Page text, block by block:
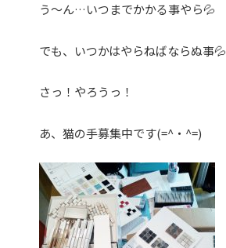
う〜ん…いつまでかかる事やら💦
でも、いつかはやらねばならぬ事💦
さっ！やろうっ！
あ、猫の手募集中です(=^・^=)